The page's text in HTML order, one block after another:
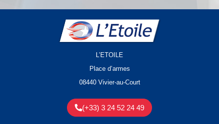
L’ETOILE
Place d’armes
08440 Vivier-au-Court
(+33) 3 24 52 24 49